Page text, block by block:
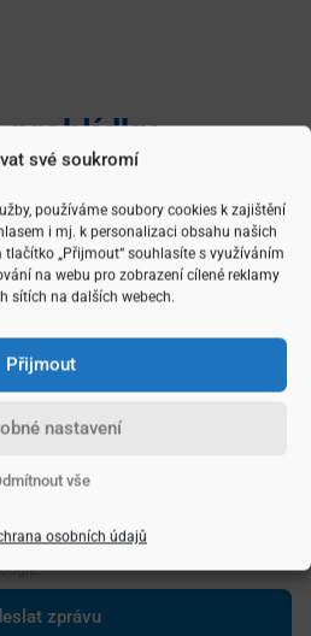
své soukromí
používáme soubory cookies k zajištění
i mj. k personalizaci obsahu našich
„Přijmout“ souhlasíte s využíváním
na webu pro zobrazení cílené reklamy
sítích na dalších webech.
Přijmout
vše
nastavení
osobních údajů
prohlídku
dle následujících
formuláře na této internetové stránce